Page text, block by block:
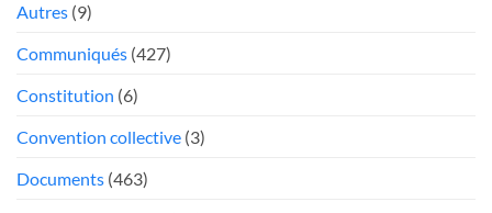
Autres (9)
Communiqués (427)
Constitution (6)
Convention collective (3)
Documents (463)